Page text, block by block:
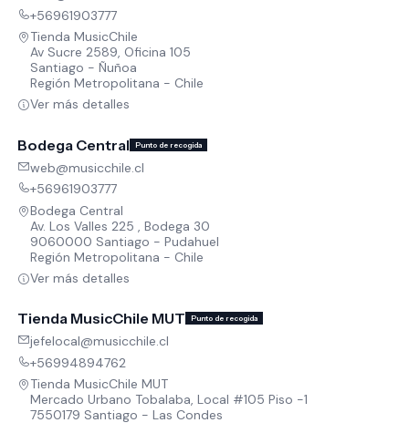
+56961903777
Tienda MusicChile
Av Sucre 2589, Oficina 105
Santiago - Ñuñoa
Región Metropolitana - Chile
Ver más detalles
Bodega Central Punto de recogida
web@musicchile.cl
+56961903777
Bodega Central
Av. Los Valles 225 , Bodega 30
9060000 Santiago - Pudahuel
Región Metropolitana - Chile
Ver más detalles
Tienda MusicChile MUT Punto de recogida
jefelocal@musicchile.cl
+56994894762
Tienda MusicChile MUT
Mercado Urbano Tobalaba, Local #105 Piso -1
7550179 Santiago - Las Condes